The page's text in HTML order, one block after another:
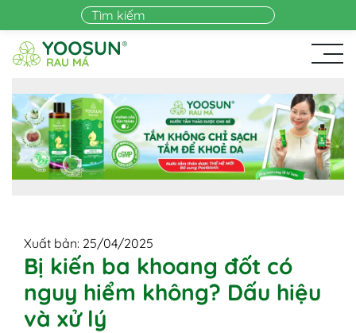
Skip to main content
Xuất bản: 25/04/2025
Bị kiến ba khoang đốt có
nguy hiểm không? Dấu hiệu
và xử lý